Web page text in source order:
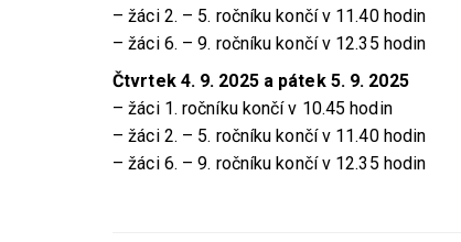
– žáci 2. – 5. ročníkukončí v 11.40 hodin
– žáci 6. – 9. ročníkukončí v 12.35 hodin
Čtvrtek 4. 9. 2025 a pátek 5. 9. 2025
– žáci 1. ročníku končí v 10.45 hodin
– žáci 2. – 5. ročníku končí v 11.40 hodin
– žáci 6. – 9. ročníku končí v 12.35 hodin